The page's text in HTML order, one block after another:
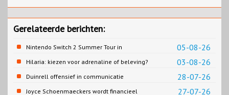
Gerelateerde berichten:
05-08-26
Nintendo Switch 2 Summer Tour in
Slagharen
03-08-26
Hilaria: kiezen voor adrenaline of beleving?
28-07-26
Duinrell offensief in communicatie
27-07-26
Joyce Schoenmaeckers wordt financieel